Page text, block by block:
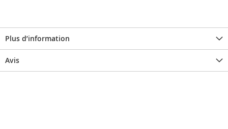
Plus d’information
Avis